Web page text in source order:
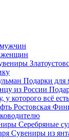
женщин
Подарки для
Ростовская
Серебряные
Сувениры из